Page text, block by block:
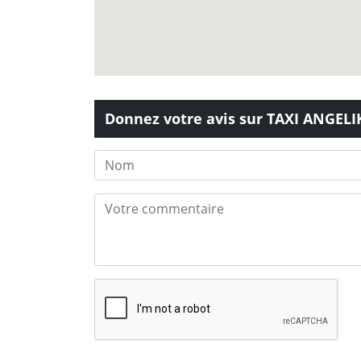
Donnez votre avis sur TAXI